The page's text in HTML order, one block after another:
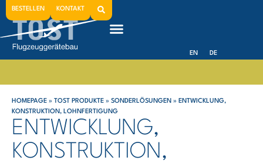
BESTELLEN KONTAKT
EN DE
HOMEPAGE » TOST PRODUKTE » SONDERLÖSUNGEN » ENTWICKLUNG,
KONSTRUKTION, LOHNFERTIGUNG
ENTWICKLUNG,
KONSTRUKTION,